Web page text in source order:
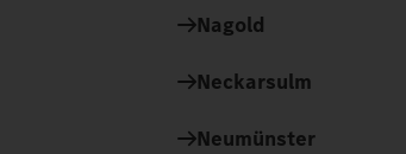
Nagold
Neckarsulm
Neumünster